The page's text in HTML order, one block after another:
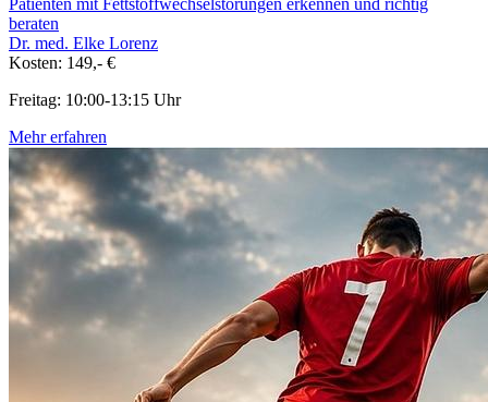
beraten
Dr. med. Elke Lorenz
Kosten: 149,- €
Freitag: 10:00-13:15 Uhr
Mehr erfahren